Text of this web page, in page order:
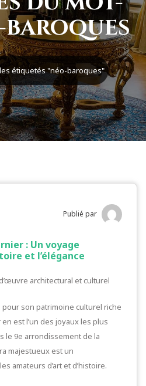
étiquetés "néo-baroques"
Publié par
: Un voyage
et l’élégance
architectural et culturel
son patrimoine culturel riche
est l’un des joyaux les plus
le 9e arrondissement de la
majestueux est un
amateurs d’art et d’histoire.